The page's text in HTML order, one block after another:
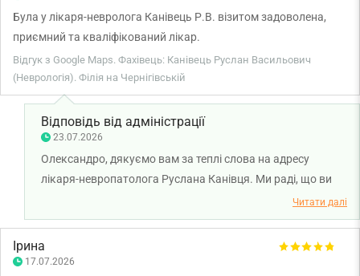
Була у лікаря-невролога Канівець Р.В. візитом задоволена,
приємний та кваліфікований лікар.
Відгук з Google Maps. Фахівець: Канівець Руслан Васильович
(Неврологія). Філія на Чернігівській
Відповідь від адміністрації
23.07.2026
Олександро, дякуємо вам за теплі слова на адресу
лікаря-невропатолога Руслана Канівця. Ми раді, що ви
залишилися задоволені консультацією та відзначили
професіоналізм і уважне ставлення лікаря. Бажаємо вам
Читати далі
Ірина
17.07.2026